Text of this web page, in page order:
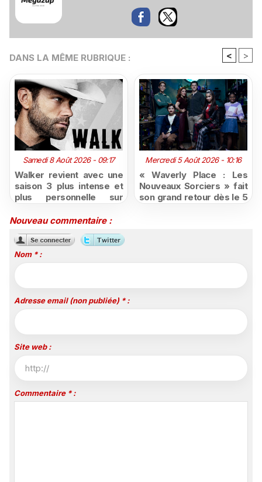
DANS LA MÊME RUBRIQUE : < >
Samedi 8 Août 2026 - 09:17
Walker revient avec une
saison 3 plus intense et
plus personnelle sur
Mercredi 5 Août 2026 - 10:16
« Waverly Place : Les
Nouveaux Sorciers » fait
son grand retour dès le 5
Nouveau commentaire :
Nom * :
Adresse email (non publiée) * :
Site web :
Commentaire * :